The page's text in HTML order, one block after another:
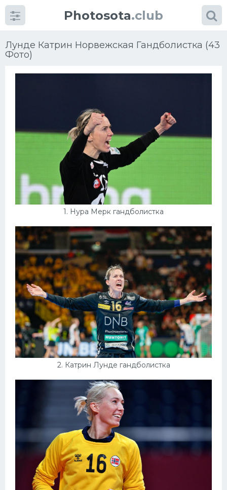
Photosota.club
Лунде Катрин Норвежская Гандболистка (43
Фото)
1. Нура Мерк гандболистка
2. Катрин Лунде гандболистка
КатегорииФото
Много картинок...
Футбол
Баскетбол
Велогонки
Конькобежный спорт
Тренажеры
Интерьеры квартир